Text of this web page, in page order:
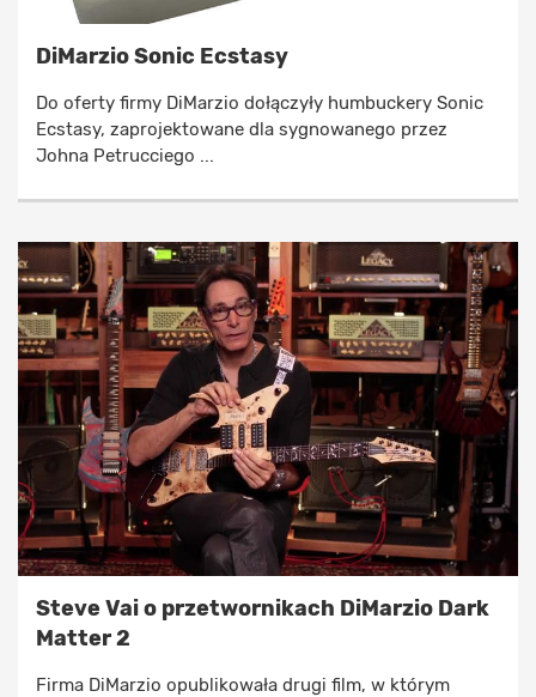
DiMarzio Sonic Ecstasy
Do oferty firmy DiMarzio dołączyły humbuckery Sonic
Ecstasy, zaprojektowane dla sygnowanego przez
Johna Petrucciego ...
Steve Vai o przetwornikach DiMarzio Dark
Matter 2
Firma DiMarzio opublikowała drugi film, w którym